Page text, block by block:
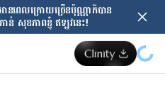
ានពេលក្រោយ​ច្រើនប៉ុណ្ណាក៏បាន
សុខភាពខ្ញុំ ឥឡូវនេះ!